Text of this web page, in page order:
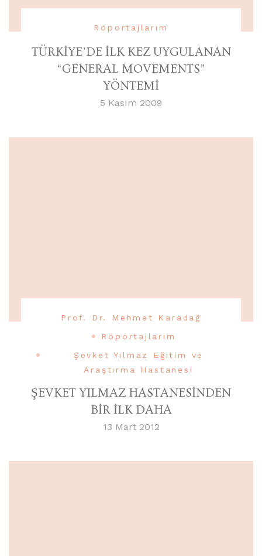
Röportajlarım
TÜRKİYE’DE İLK KEZ UYGULANAN
“GENERAL MOVEMENTS”
YÖNTEMİ
5 Kasım 2009
Prof. Dr. Mehmet Karadağ
Röportajlarım
Şevket Yılmaz Eğitim ve
Araştırma Hastanesi
ŞEVKET YILMAZ HASTANESİNDEN
BİR İLK DAHA
13 Mart 2012